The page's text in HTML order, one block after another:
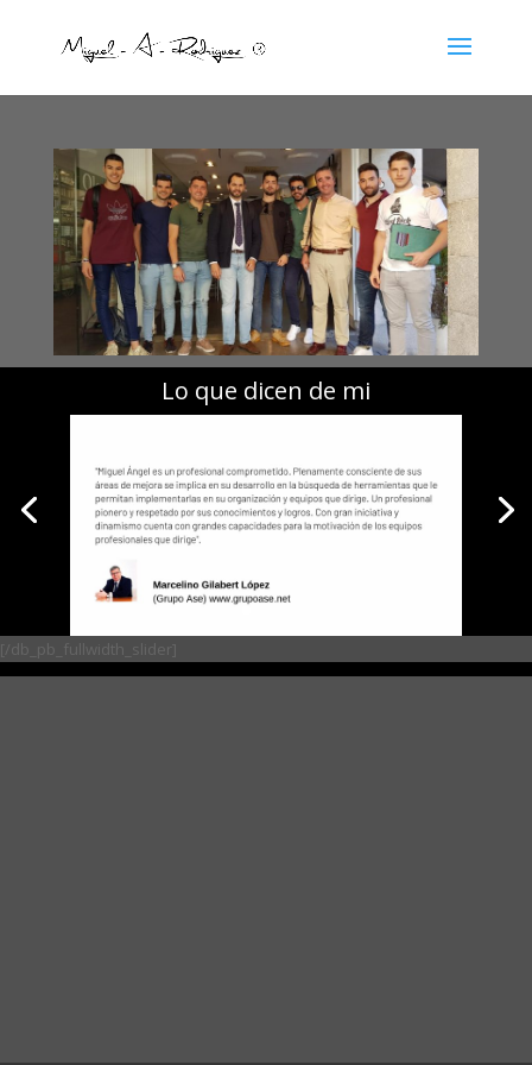
Lo que dicen de mi
[/db_pb_slide][/db_pb_slide]
[/db_pb_fullwidth_slider]